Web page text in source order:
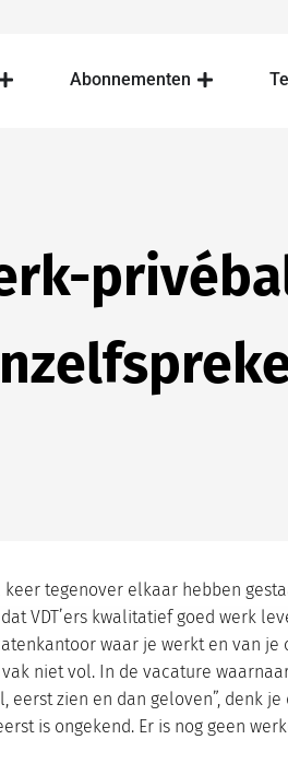
Abonnementen
tegenover elkaar hebben
VDT’ers kwalitatief goed werk
waar je werkt en van
niet vol. In de vacature
eerst zien en dan geloven”, denk
is ongekend. Er is nog geen